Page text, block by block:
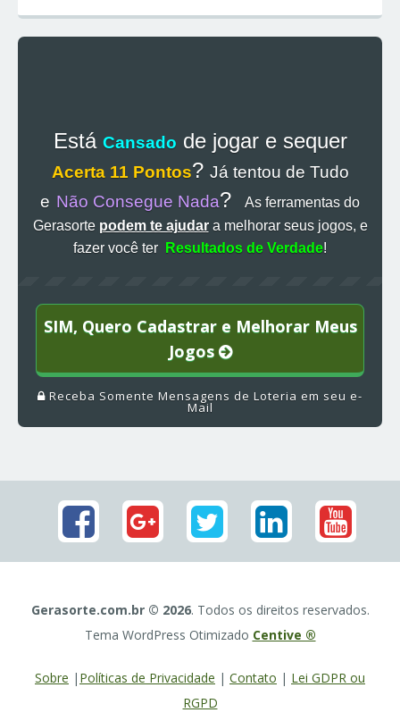
Está Cansado de jogar e sequer
Acerta 11 Pontos? Já tentou de Tudo
e Não Consegue Nada?
As ferramentas do
Gerasorte podem te ajudara melhorar seus jogos, e
fazer você ter
Resultados de Verdade!
SIM, Quero Cadastrar e Melhorar Meus
Jogos
Receba Somente Mensagens de Loteria em seu e-
Mail
Gerasorte.com.br © 2026. Todos os direitos reservados.
Tema WordPress Otimizado Centive ®
Sobre | Políticas de Privacidade | Contato | Lei GDPR ou
RGPD